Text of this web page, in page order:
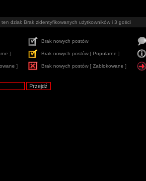
dział: Brak zidentyfikowanych użytkowników i 3 gości
Brak nowych postów
] Brak nowych postów [ Popularne ]
] Brak nowych postów [ Zablokowane ]